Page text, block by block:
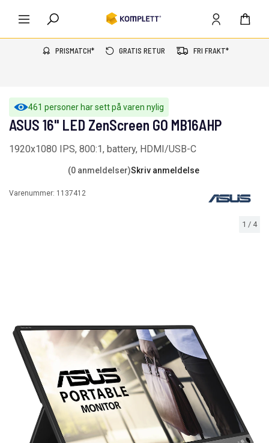
PRISMATCH* GRATIS RETUR FRI FRAKT*
461 personer har sett på varen nylig
1 / 4
ASUS 16" LED ZenScreen GO MB16AHP
1920x1080 IPS, 800:1, battery, HDMI/USB-C
(0 anmeldelser)Skriv anmeldelse
Varenummer: 1137412